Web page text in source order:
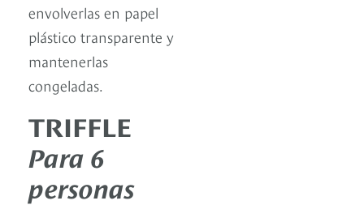
envolverlas en papel
plástico transparente y
mantenerlas
congeladas.
TRIFFLE
Para 6
personas